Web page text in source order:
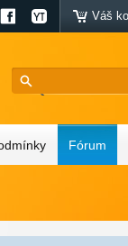
Váš
Fórum